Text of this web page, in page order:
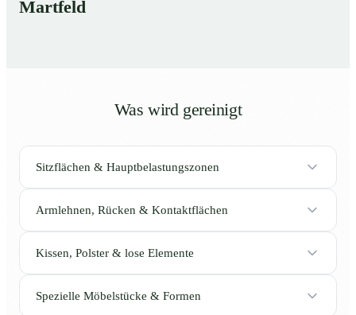
Martfeld
Was wird gereinigt
Sitzflächen & Hauptbelastungszonen
Armlehnen, Rücken & Kontaktflächen
Kissen, Polster & lose Elemente
Spezielle Möbelstücke & Formen